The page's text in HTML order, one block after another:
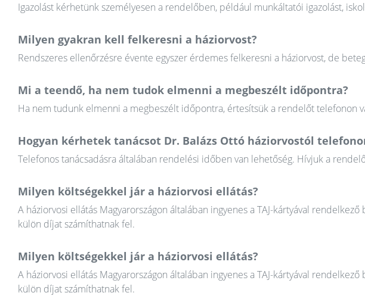
Igazolást kérhetünk személyesen a rendelőben, például munkáltatói igazolást,
Milyen gyakran kell felkeresni a háziorvost?
Rendszeres ellenőrzésre évente egyszer érdemes felkeresni a háziorvost, de
Mi a teendő, ha nem tudok elmenni a megbeszélt időpontra?
Ha nem tudunk elmenni a megbeszélt időpontra, értesítsük a rendelőt telefonon
Hogyan kérhetek tanácsot Dr. Balázs Ottó háziorvostól
Telefonos tanácsadásra általában rendelési időben van lehetőség. Hívjuk a
Milyen költségekkel jár a háziorvosi ellátás?
A háziorvosi ellátás Magyarországon általában ingyenes a TAJ-kártyával
külön díjat számíthatnak fel.
Milyen költségekkel jár a háziorvosi ellátás?
A háziorvosi ellátás Magyarországon általában ingyenes a TAJ-kártyával
külön díjat számíthatnak fel.